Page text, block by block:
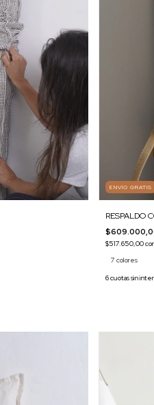
ENVÍO GRATIS
RESPALDO
$517.650,00
7 colores
6cuotas sin